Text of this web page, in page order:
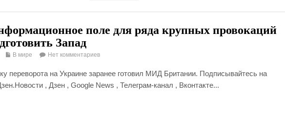
поле для ряда крупных провокаций
Запад
В мире Нет комментариев
переворота на Украине заранее готовил МИД Британии. Подписывайтесь на
, Дзен , Google News , Телеграм-канал , Вконтакте...